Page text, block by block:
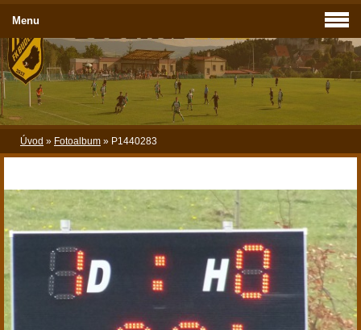
Úvod » Fotoalbum » P1440283
Menu